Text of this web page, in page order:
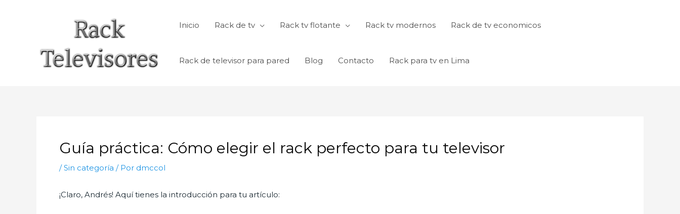
Inicio Rack de tv Rack tv flotante Rack tv modernos Rack de tv economicos
Rack de televisor para pared Blog Contacto Rack para tv en Lima
Guía práctica: Cómo elegir el rack perfecto para tu televisor
/Sin categoría / Por dmccol
¡Claro, Andrés! Aquí tienes la introducción para tu artículo: